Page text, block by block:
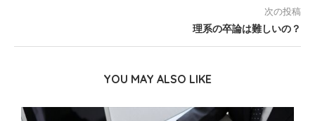
次の投稿
理系の卒論は難しいの？
YOU MAY ALSO LIKE